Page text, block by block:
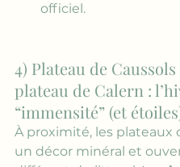
officiel .
4) Plateau de
plateau de Calern :
“immensité” (et
À proximité, les plateaux
un décor minéral et